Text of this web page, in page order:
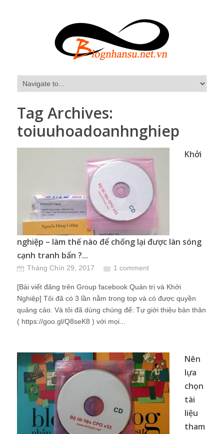
Tag Archives:
toiuuhoadoanhnghiep
Khởi
nghiệp – làm thế nào để chống lại được làn sóng
cạnh tranh bẩn ?...
Tháng Chín 29, 2017 1 comment
[Bài viết đăng trên Group facebook Quản trị và Khởi
Nghiệp] Tôi đã có 3 lần nằm trong top và có được quyền
quảng cáo. Và tôi đã dùng chúng để: Tự giới thiệu bản thân
( https://goo.gl/Q8seK8 ) với mọi...
Nên
lựa
chọn
tài
liệu
tham